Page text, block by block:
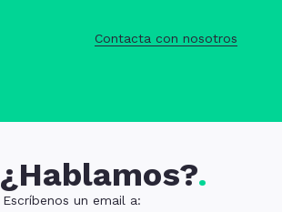
Contacta con nosotros
¿Hablamos?
Escríbenos un email a: